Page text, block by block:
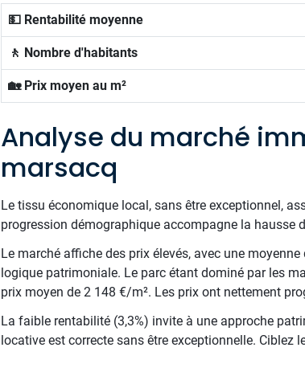
💵 Rentabilité moyenne
🚶 Nombre d'habitants
🏡 Prix moyen au m²
Analyse du marché
marsacq
Le tissu économique local, sans être exceptionnel,
progression démographique accompagne la hausse
Le marché affiche des prix élevés, avec une
logique patrimoniale. Le parc étant dominé par les
prix moyen de 2 148 €/m². Les prix ont nettement
La faible rentabilité (3,3%) invite à une approche
locative est correcte sans être exceptionnelle. Ciblez